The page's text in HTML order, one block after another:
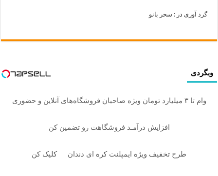
گرد آوری در : سحر بانو
وبگردی
وام تا ۳ میلیارد تومان ویژه صاحبان فروشگاه‌های آنلاین و حضوری
افزایش درآمـد فروشگاهت رو تضمین کن
طرح تخفیف ویژه ایمپلنت کره ای دندان کلیک کن